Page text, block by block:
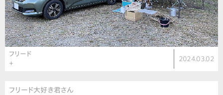
フリード
＋
2024.03.02
フリード大好き君さん